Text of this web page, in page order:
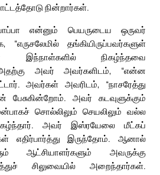
நின்றார்கள்.
என்னும் பெயருடைய ஒருவர்
தங்கியிருப்பவர்களுள்
இந்நாள்களில் நிகழ்ந்தவை
அதற்கு அவர் அவர்களிடம், “என்ன
அவர்கள் அவரிடம், “நாசரேத்து
பேசுகின்றோம். அவர் கடவுளுக்கும்
சொல்லிலும் செயலிலும் வல்ல
அவர் இஸ்ரயேலை மீட்கப்
எதிர்பார்த்து இருந்தோம். ஆனால்
ஆட்சியாளர்களும் அவருக்கு
சிலுவையில் அறைந்தார்கள்.